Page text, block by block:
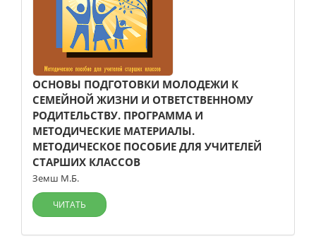
ОСНОВЫ ПОДГОТОВКИ МОЛОДЕЖИ К
СЕМЕЙНОЙ ЖИЗНИ И ОТВЕТСТВЕННОМУ
РОДИТЕЛЬСТВУ. ПРОГРАММА И
МЕТОДИЧЕСКИЕ МАТЕРИАЛЫ.
МЕТОДИЧЕСКОЕ ПОСОБИЕ ДЛЯ УЧИТЕЛЕЙ
СТАРШИХ КЛАССОВ
Земш М.Б.
ЧИТАТЬ